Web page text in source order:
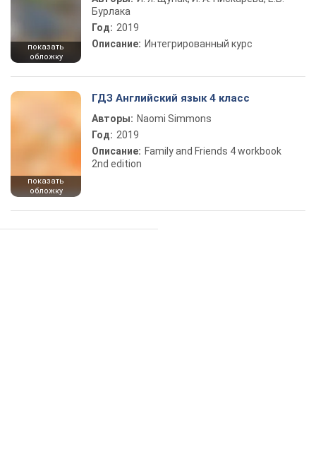
показать
обложку
Бурлака
Год: 2019
Описание: Интегрированный курс
показать
обложку
ГДЗ Английский язык 4 класс
Авторы: Naomi Simmons
Год: 2019
Описание: Family and Friends 4 workbook
2nd edition